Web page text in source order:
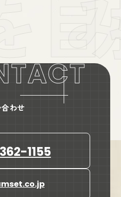
わせ
1155
名